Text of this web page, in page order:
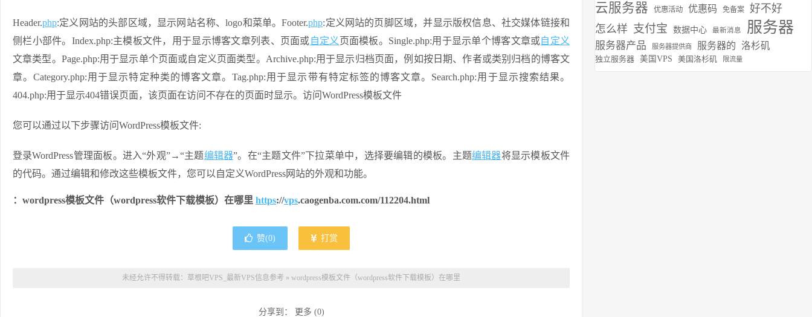
Header.php:定义网站的头部区域，显示网站名称、logo和菜单。Footer.php:定义网站的页脚区域，并显示版权信息、社交媒体链接和
侧栏小部件。Index.php:主模板文件，用于显示博客文章列表、页面或自定义 页面模板。Single.php:用于显示单个博客文章或自定义
文章类型。Page.php:用于显示单个页面或自定义页面类型。Archive.php:用于显示归档页面，例如按日期、作者或类别归档的博客文
章。Category.php:用于显示特定种类的博客文章。Tag.php:用于显示带有特定标签的博客文章。Search.php:用于显示搜索结果。
404.php:用于显示404错误页面，该页面在访问不存在的页面时显示。访问WordPress模板文件
您可以通过以下步骤访问WordPress模板文件:
登录WordPress管理面板。进入“外观”→“主题编辑器”。在“主题文件”下拉菜单中，选择要编辑的模板。主题编辑器将显示模板文件
的代码。通过编辑和修改这些模板文件，您可以自定义WordPress网站的外观和功能。
：wordpress模板文件（wordpress软件下载模板）在哪里 https://vps.caogenba.com.com/112204.html
赞(0) 打赏
未经允许不得转载： 草根吧VPS_最新VPS信息参考 » wordpress模板文件（wordpress软件下载模板）在哪里
分享到： 更多 (0)
云服务器
优惠活动 优惠码 免备案
好不好
怎么样 支付宝 数据中心 最新消息 服务器
服务器产品 服务器提供商 服务器的 洛杉矶
独立服务器 美国VPS 美国洛杉矶 限流量